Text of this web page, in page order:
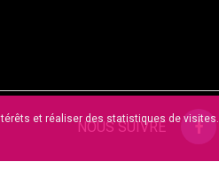
NOUS SUIVRE
et réaliser des statistiques de visites.